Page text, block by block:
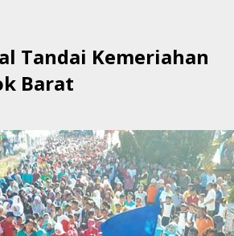
Tandai Kemeriahan
Barat